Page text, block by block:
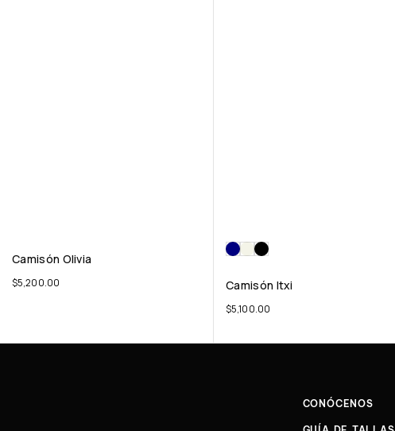
Camisón Olivia
$5,200.00 Camisón Itxi
$5,100.00
CONÓCENOS